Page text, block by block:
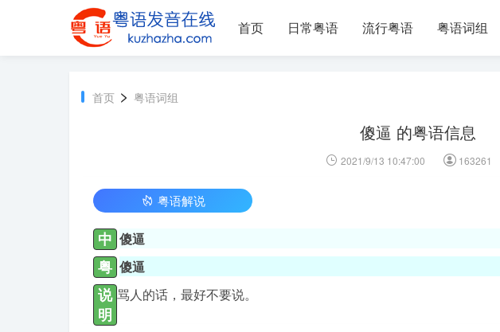
首页 日常粤语 流行粤语 粤语词组
首页 > 粤语词组
傻逼 的粤语信息
2021/9/13 10:47:00 163261
粤语解说
中 傻逼
粤 傻逼
说
明
骂人的话，最好不要说。